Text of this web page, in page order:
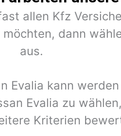
allen Kfz
dann
aus.
Evalia kann
Evalia zu
Kriterien